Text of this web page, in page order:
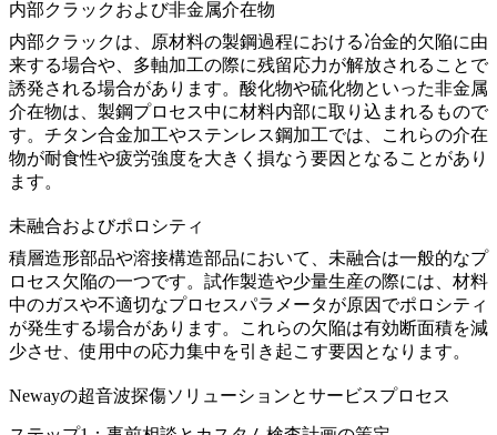
内部クラックおよび非金属介在物
内部クラックは、原材料の製鋼過程における冶金的欠陥に由
来する場合や、 多軸加工の際に残留応力が解放されることで
誘発される場合があります。酸化物や硫化物といった非金属
介在物は、製鋼プロセス中に材料内部に取り込まれるもので
す。 チタン合金加工やステンレス鋼加工では、これらの介在
物が耐食性や疲労強度を大きく損なう要因となることがあり
ます。
未融合およびポロシティ
積層造形部品や溶接構造部品において、未融合は一般的なプ
ロセス欠陥の一つです。 試作製造や少量生産の際には、材料
中のガスや不適切なプロセスパラメータが原因でポロシティ
が発生する場合があります。これらの欠陥は有効断面積を減
少させ、使用中の応力集中を引き起こす要因となります。
Newayの超音波探傷ソリューションとサービスプロセス